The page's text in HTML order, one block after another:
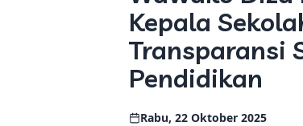
Kepala
Transparansi
Pendidikan
Rabu, 22 Oktober 2025